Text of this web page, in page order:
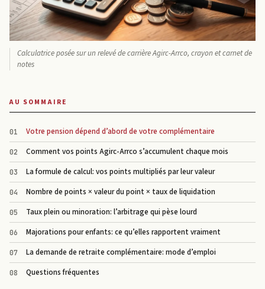
Calculatrice posée sur un relevé de carrière Agirc-Arrco, crayon et carnet de
notes
AU SOMMAIRE
Votre pension dépend d’abord de votre complémentaire
Comment vos points Agirc-Arrco s’accumulent chaque mois
La formule de calcul: vos points multipliés par leur valeur
Nombre de points × valeur du point × taux de liquidation
Taux plein ou minoration: l’arbitrage qui pèse lourd
Majorations pour enfants: ce qu’elles rapportent vraiment
La demande de retraite complémentaire: mode d’emploi
Questions fréquentes